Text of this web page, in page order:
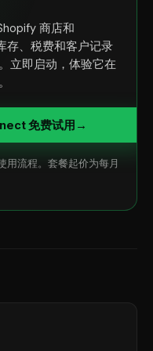
商店和
存、税费和客户记录
立即启动，体验它在
免费试用 →
用流程。套餐起价为每月